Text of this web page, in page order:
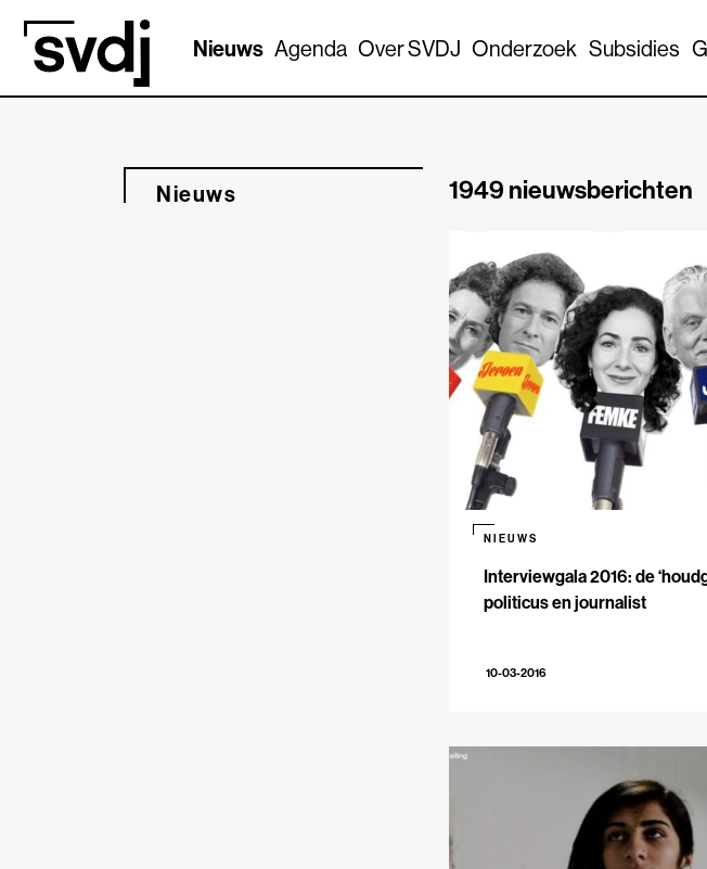
Naar hoofdinhoud
Nieuws Agenda Over SVDJ Onderzoek Subsidies
Nieuws 1949 nieuwsberichten
Interviewgala 2016: de
politicus en journalist
NIEUWS
10-03-2016